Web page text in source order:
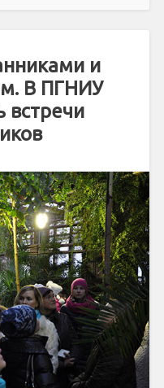
и
В ПГНИУ
встречи